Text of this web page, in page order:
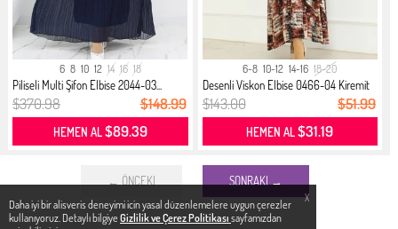
X
Daha iyi bir alisveris deneyimi icin yasal düzenlemelere uygun çerezler
kullanıyoruz. Detaylı bilgiye Gizlilik ve Çerez Politikası sayfamızdan
6 8 10 12 14 16 18
Piliseli Multi Şifon Elbise 2044-03...
$370.98 $148.99
HEMEN AL$89.39
6-8 10-12 14-16 18-20
Desenli Viskon Elbise 0466-04 Kiremit
$143.00 $51.99
HEMEN AL$31.19
← ÖNCEKI SONRAKI →